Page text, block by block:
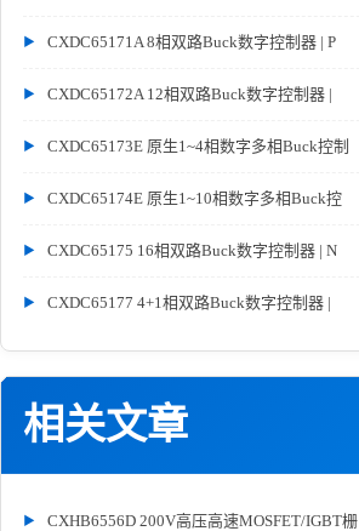
CXDC65171A 8相双路Buck数字控制器 | P
CXDC65172A 12相双路Buck数字控制器 |
CXDC65173E 原生1~4相数字多相Buck控制
CXDC65174E 原生1~10相数字多相Buck控
CXDC65175 16相双路Buck数字控制器 | N
CXDC65177 4+1相双路Buck数字控制器 |
相关文章
CXHB6556D 200V高压高速MOSFET/IGBT栅